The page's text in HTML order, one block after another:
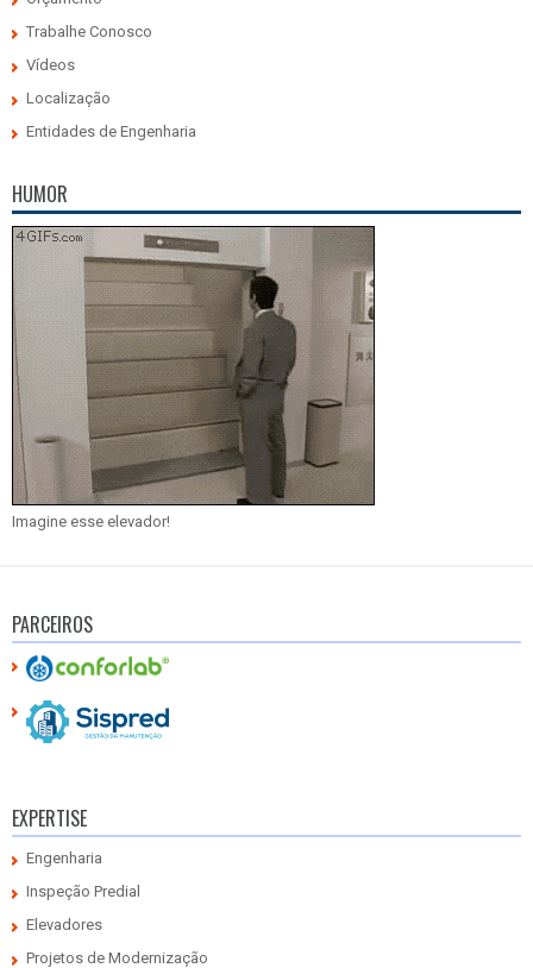
Trabalhe Conosco
Vídeos
Localização
Entidades de Engenharia
HUMOR
Imagine esse elevador!
PARCEIROS
EXPERTISE
Engenharia
Inspeção Predial
Elevadores
Projetos de Modernização